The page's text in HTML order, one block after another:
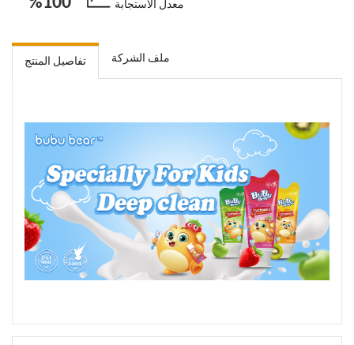
معدل الاستجابة
تفاصيل المنتج ملف الشركة